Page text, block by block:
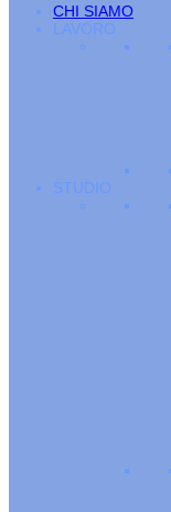
CHI SIAMO
LAVORO
STUDIO